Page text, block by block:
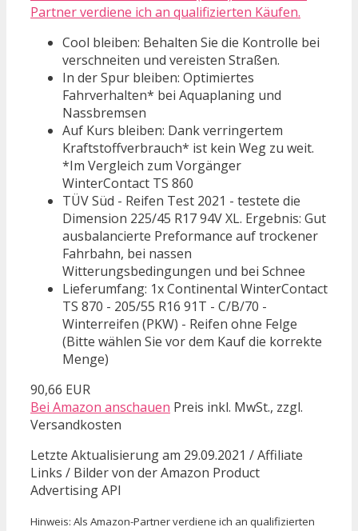
Partner verdiene ich an qualifizierten Käufen.
Cool bleiben: Behalten Sie die Kontrolle bei
verschneiten und vereisten Straßen.
In der Spur bleiben: Optimiertes
Fahrverhalten* bei Aquaplaning und
Nassbremsen
Auf Kurs bleiben: Dank verringertem
Kraftstoffverbrauch* ist kein Weg zu weit.
*Im Vergleich zum Vorgänger
WinterContact TS 860
TÜV Süd - Reifen Test 2021 - testete die
Dimension 225/45 R17 94V XL. Ergebnis: Gut
ausbalancierte Preformance auf trockener
Fahrbahn, bei nassen
Witterungsbedingungen und bei Schnee
Lieferumfang: 1x Continental WinterContact
TS 870 - 205/55 R16 91T - C/B/70 -
Winterreifen (PKW) - Reifen ohne Felge
(Bitte wählen Sie vor dem Kauf die korrekte
Menge)
90,66 EUR
Bei Amazon anschauen Preis inkl. MwSt., zzgl.
Versandkosten
Letzte Aktualisierung am 29.09.2021 / Affiliate
Links / Bilder von der Amazon Product
Advertising API
Hinweis: Als Amazon-Partner verdiene ich an qualifizierten